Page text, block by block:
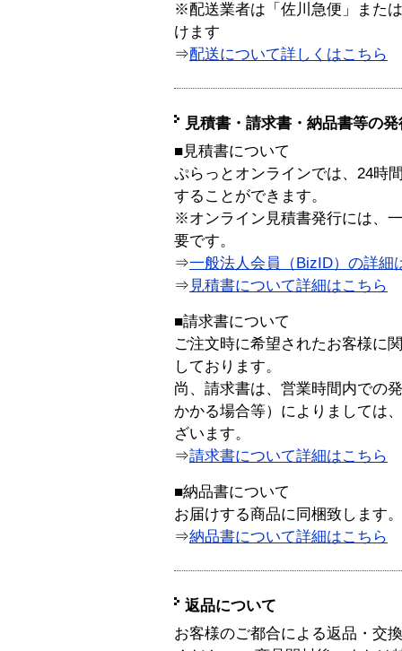
※配送業者は「佐川急便」また
けます
⇒配送について詳しくはこちら
見積書・請求書・納品書等の
■見積書について
ぷらっとオンラインでは、24時
することができます。
※オンライン見積書発行には、
要です。
⇒一般法人会員（BizID）の詳細
⇒ 見積書について詳細はこちら
■請求書について
ご注文時に希望されたお客様に
しております。
尚、請求書は、営業時間内での
かかる場合等）によりましては
ざいます。
⇒請求書について詳細はこちら
■納品書について
お届けする商品に同梱致します。
⇒納品書について詳細はこちら
返品について
お客様のご都合による返品・交